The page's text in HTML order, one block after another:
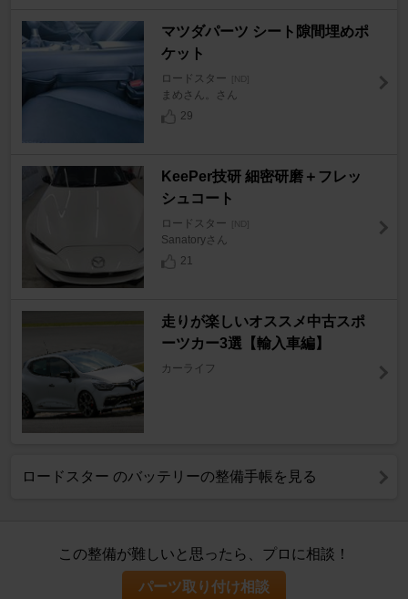
マツダパーツ シート隙間埋めポ
ケット
ロードスター [ND]
まめさん。さん
29
KeePer技研 細密研磨＋フレッ
シュコート
ロードスター [ND]
Sanatoryさん
21
走りが楽しいオススメ中古スポ
ーツカー3選【輸入車編】
カーライフ
ロードスター のバッテリーの整備手帳を見る
この整備が難しいと思ったら、プロに相談！
パーツ取り付け相談